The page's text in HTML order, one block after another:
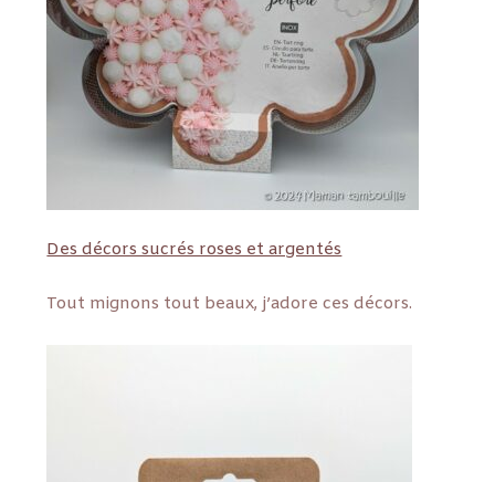
Des décors sucrés roses et argentés
Tout mignons tout beaux, j’adore ces décors.